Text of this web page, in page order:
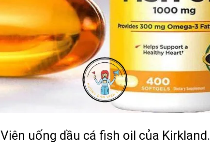
Viên uống dầu cá fish oil của Kirkland.